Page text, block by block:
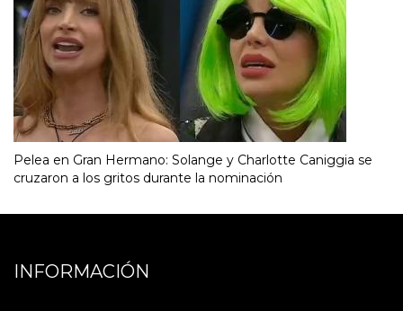
Pelea en Gran Hermano: Solange y Charlotte Caniggia se
cruzaron a los gritos durante la nominación
INFORMACIÓN